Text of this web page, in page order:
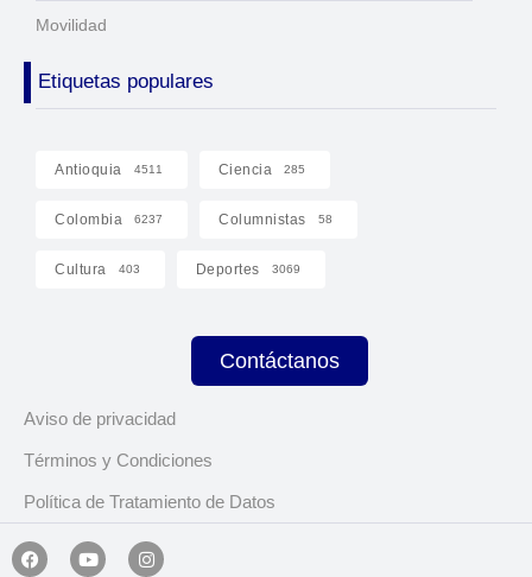
Movilidad
Etiquetas populares
Antioquia 4511 Ciencia 285
Colombia 6237 Columnistas 58
Cultura 403 Deportes 3069
Contáctanos
Aviso de privacidad
Términos y Condiciones
Política de Tratamiento de Datos